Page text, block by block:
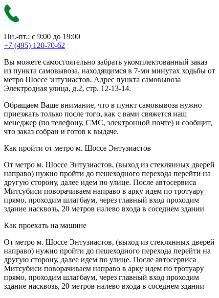
Пн.-пт.: с 9:00 до 19:00
+7 (495) 120-70-62
Вы можете самостоятельно забрать укомплектованный заказ
из пункта самовывоза, находящимся в 7-ми минутах ходьбы от
метро Шоссе энтузиастов. Адрес пункта самовывоза
Электродная улица, д.2, стр. 12-13-14.
Обращаем Ваше внимание, что в пункт самовывоза нужно
приезжать только после того, как с вами свяжется наш
менеджер (по телефону, СМС, электронной почте) и сообщит,
что заказ собран и готов к выдаче.
Как пройти от метро м. Шоссе Энтузиастов
От метро м. Шоссе Энтузиастов, (выход из стеклянных дверей
направо) нужно пройти до пешеходного перехода перейти на
другую сторону, далее идем по улице. После автосервиса
Митсубиси поворачиваем направо в арку идем по тротуару
прямо, проходим шлагбаум, через главный вход проходим
здание насквозь, 20 метров налево входа в соседнем здании
Как проехать на машине
От метро м. Шоссе Энтузиастов, (выход из стеклянных дверей
направо) нужно пройти до пешеходного перехода перейти на
другую сторону, далее идем по улице. После автосервиса
Митсубиси поворачиваем направо в арку идем по тротуару
прямо, проходим шлагбаум, через главный вход проходим
здание насквозь, 20 метров налево входа в соседнем здании